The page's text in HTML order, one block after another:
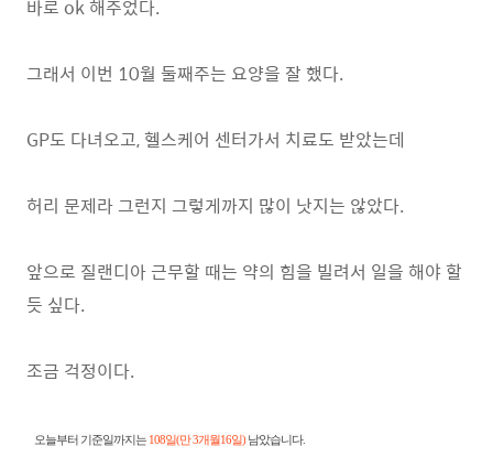
바로 ok 해주었다.
그래서 이번 10월 둘째주는 요양을 잘 했다.
GP도 다녀오고, 헬스케어 센터가서 치료도 받았는데
허리 문제라 그런지 그렇게까지 많이 낫지는 않았다.
앞으로 질랜디아 근무할 때는 약의 힘을 빌려서 일을 해야 할
듯 싶다.
조금 걱정이다.
오늘부터 기준일까지는 108일(만 3개월16일) 남았습니다.